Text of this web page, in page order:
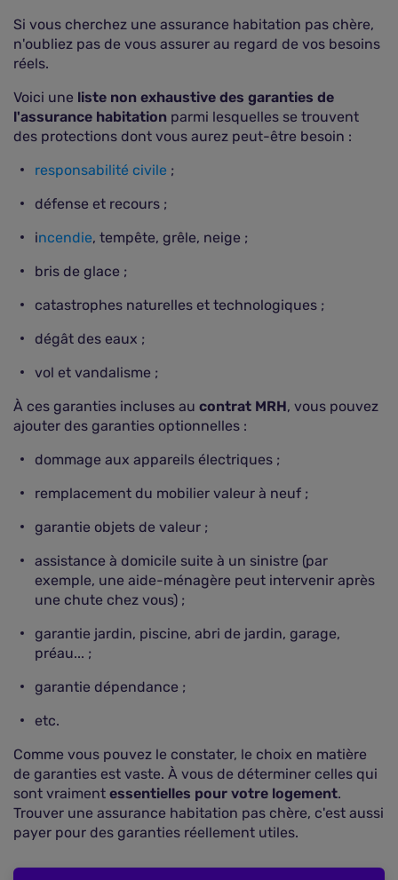
Si vous cherchez une assurance habitation pas chère,
n'oubliez pas de vous assurer au regard de vos besoins
réels.
Voici une liste non exhaustive des garanties de
l'assurance habitation parmi lesquelles se trouvent
des protections dont vous aurez peut-être besoin :
responsabilité civile ;
défense et recours ;
incendie, tempête, grêle, neige ;
bris de glace ;
catastrophes naturelles et technologiques ;
dégât des eaux ;
vol et vandalisme ;
À ces garanties incluses au contrat MRH, vous pouvez
ajouter des garanties optionnelles :
dommage aux appareils électriques ;
remplacement du mobilier valeur à neuf ;
garantie objets de valeur ;
assistance à domicile suite à un sinistre (par
exemple, une aide-ménagère peut intervenir après
une chute chez vous) ;
garantie jardin, piscine, abri de jardin, garage,
préau... ;
garantie dépendance ;
etc.
Comme vous pouvez le constater, le choix en matière
de garanties est vaste. À vous de déterminer celles qui
sont vraiment essentielles pour votre logement.
Trouver une assurance habitation pas chère, c'est aussi
payer pour des garanties réellement utiles.